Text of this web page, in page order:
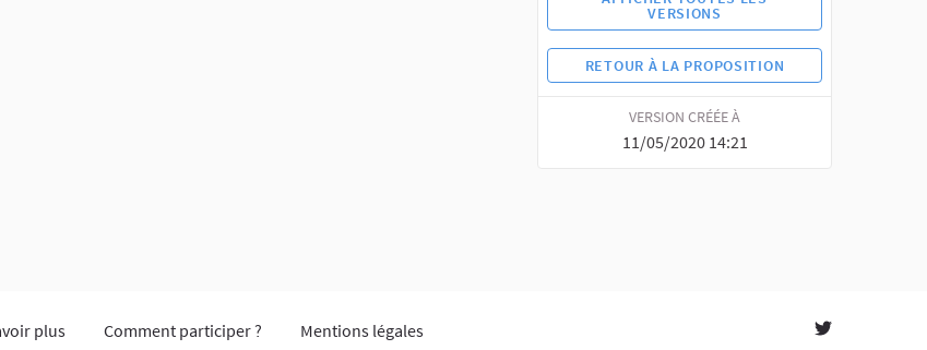
VERSIONS
RETOUR À LA PROPOSITION
VERSION CRÉÉE À
11/05/2020 14:21
plus Comment participer ?
Mentions légales